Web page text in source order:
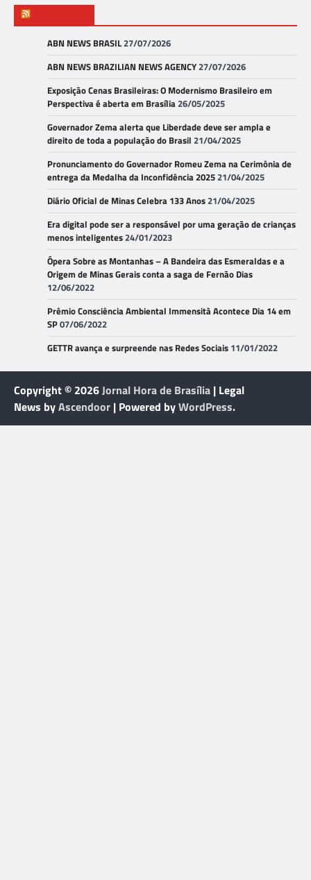
ABN NEWS BRASIL27/07/2026
ABN NEWS BRAZILIAN NEWS AGENCY27/07/2026
Exposição Cenas Brasileiras: O Modernismo Brasileiro em
Perspectiva é aberta em Brasília26/05/2025
Governador Zema alerta que Liberdade deve ser ampla e
direito de toda a população do Brasil 21/04/2025
Pronunciamento do Governador Romeu Zema na Cerimônia de
entrega da Medalha da Inconfidência 202521/04/2025
Diário Oficial de Minas Celebra 133 Anos21/04/2025
Era digital pode ser a responsável por uma geração de crianças
menos inteligentes24/01/2023
Ópera Sobre as Montanhas – A Bandeira das Esmeraldas e a
Origem de Minas Gerais conta a saga de Fernão Dias
12/06/2022
Prêmio Consciência Ambiental Immensità Acontece Dia 14 em
SP07/06/2022
GETTR avança e surpreende nas Redes Sociais 11/01/2022
Copyright © 2026Jornal Hora de Brasília | Legal
News byAscendoor | Powered byWordPress.